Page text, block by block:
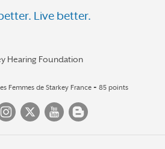
Live better.
Hearing Foundation
Femmes de Starkey France = 85 points